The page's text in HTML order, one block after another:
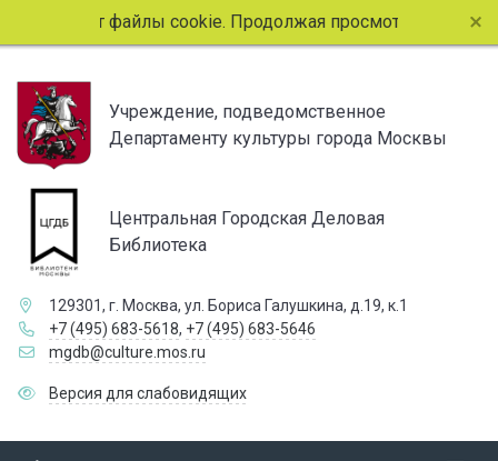
файлы cookie. Продолжая просмотр страниц
Учреждение, подведомственное
Департаменту культуры города Москвы
Центральная Городская Деловая
Библиотека
129301, г. Москва, ул. Бориса Галушкина, д.19, к.1
+7 (495) 683-5618, +7 (495) 683-5646
mgdb@culture.mos.ru
Версия для слабовидящих